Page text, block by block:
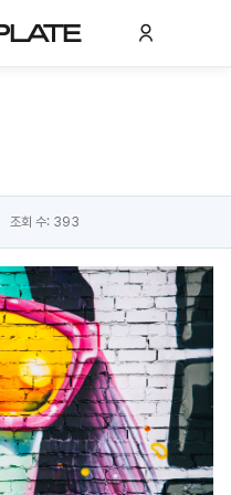
조회 수: 393